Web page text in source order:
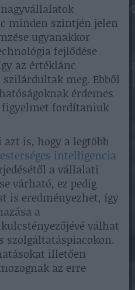
minden szintjén jelen
ugyanakkor
fejlődése
az értéklánc
meg. Ebből
érdemes
fordítaniuk
is, hogy a legtöbb
intelligencia
a vállalati
várható, ez pedig
is eredményezhet, így
a
válhat
szolgáltatáspiacokon.
illetően
az erre